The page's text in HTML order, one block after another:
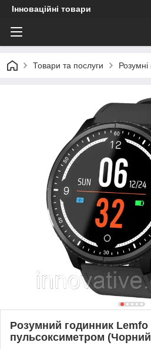
Інноваційні товари
Товари та послуги Розумні
Розумний годинник Lemfo
пульсоксиметром